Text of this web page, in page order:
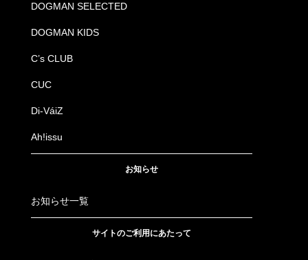
DOGMAN SELECTED
DOGMAN KIDS
C’s CLUB
CUC
Di-VáiZ
Ah!issu
お知らせ
お知らせ一覧
サイトのご利用にあたって